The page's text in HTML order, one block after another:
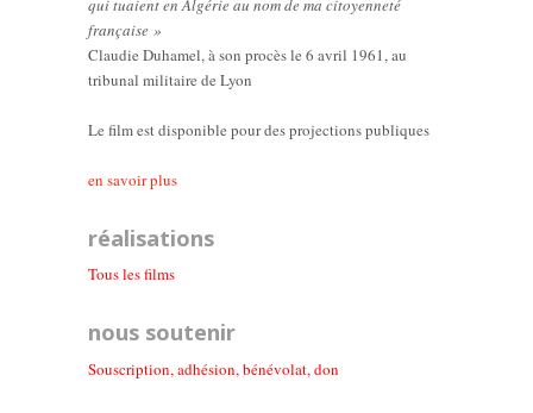
qui tuaient en Algérie au nom de ma citoyenneté
française »
Claudie Duhamel, à son procès le 6 avril 1961, au
tribunal militaire de Lyon
Le film est disponible pour des projections publiques
en savoir plus
réalisations
Tous les films
nous soutenir
Souscription, adhésion, bénévolat, don